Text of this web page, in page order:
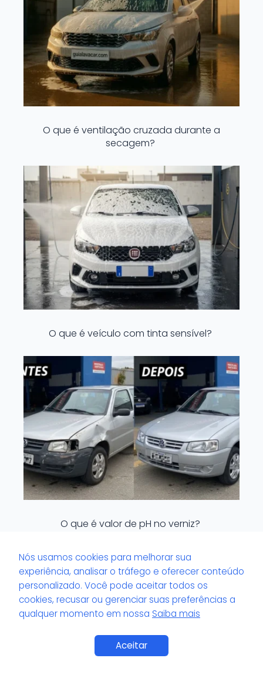
O que é ventilação cruzada durante a
secagem?
O que é veículo com tinta sensível?
O que é valor de pH no verniz?
Nós usamos cookies para melhorar sua
experiência, analisar o tráfego e oferecer conteúdo
personalizado. Você pode aceitar todos os
cookies, recusar ou gerenciar suas preferências a
qualquer momento em nossa Saiba mais
AceitarSaiba Mais